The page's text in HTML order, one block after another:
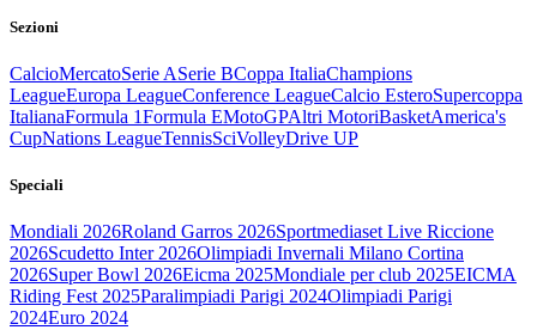
Sezioni
CalcioMercatoSerie ASerie BCoppa ItaliaChampions
LeagueEuropa LeagueConference LeagueCalcio EsteroSupercoppa
ItalianaFormula 1Formula EMotoGPAltri MotoriBasketAmerica's
CupNations LeagueTennisSciVolleyDrive UP
Speciali
Mondiali 2026Roland Garros 2026Sportmediaset Live Riccione
2026Scudetto Inter 2026Olimpiadi Invernali Milano Cortina
2026Super Bowl 2026Eicma 2025Mondiale per club 2025EICMA
Riding Fest 2025Paralimpiadi Parigi 2024Olimpiadi Parigi
2024Euro 2024